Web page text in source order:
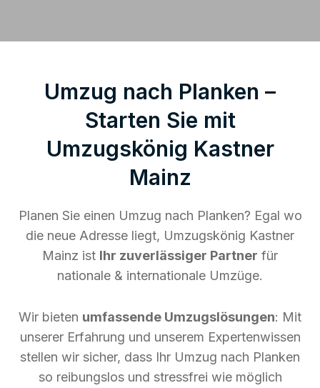
Umzug nach Planken –
Starten Sie mit
Umzugskönig Kastner
Mainz
Planen Sie einen Umzug nach Planken? Egal wo
die neue Adresse liegt, Umzugskönig Kastner
Mainz ist Ihr zuverlässiger Partner für
nationale & internationale Umzüge.
Wir bieten umfassende Umzugslösungen: Mit
unserer Erfahrung und unserem Expertenwissen
stellen wir sicher, dass Ihr Umzug nach Planken
so reibungslos und stressfrei wie möglich